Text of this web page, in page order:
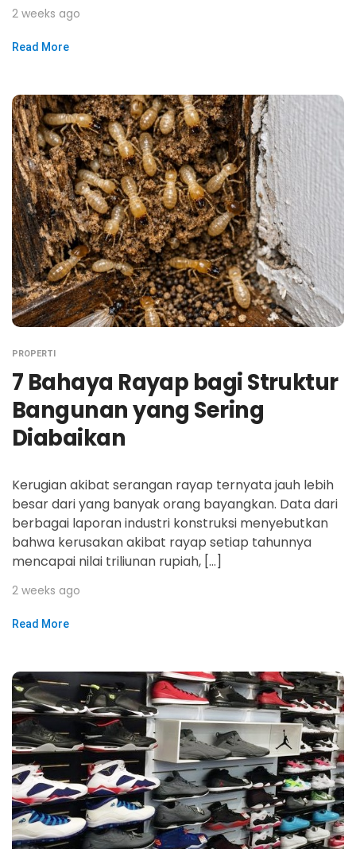
2 weeks ago
Read More
PROPERTI
7 Bahaya Rayap bagi Struktur
Bangunan yang Sering
Diabaikan
Kerugian akibat serangan rayap ternyata jauh lebih
besar dari yang banyak orang bayangkan. Data dari
berbagai laporan industri konstruksi menyebutkan
bahwa kerusakan akibat rayap setiap tahunnya
mencapai nilai triliunan rupiah, […]
2 weeks ago
Read More